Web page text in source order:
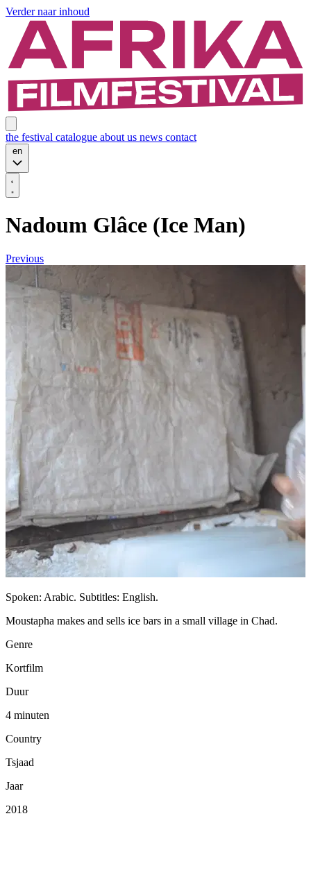
Verder naar inhoud
the festival catalogue about us news contact
en
Nadoum Glâce (Ice Man)
Previous
Spoken: Arabic. Subtitles: English.
Moustapha makes and sells ice bars in a small village in Chad.
Genre
Kortfilm
Duur
4 minuten
Country
Tsjaad
Jaar
2018